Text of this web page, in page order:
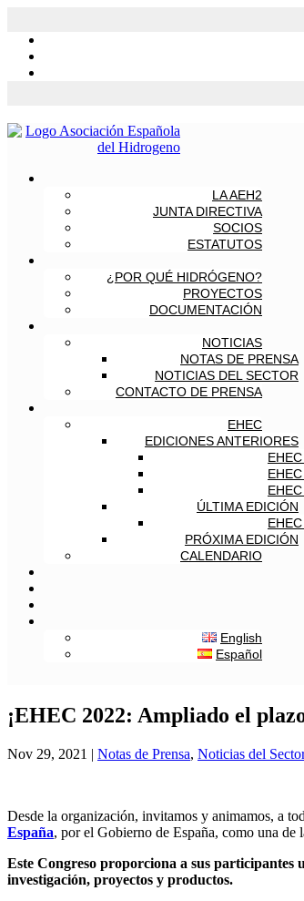
LA AEH2
JUNTA DIRECTIVA
SOCIOS
ESTATUTOS
¿POR QUÉ HIDRÓGENO?
PROYECTOS
DOCUMENTACIÓN
NOTICIAS
NOTAS DE PRENSA
NOTICIAS DEL SECTOR
CONTACTO DE PRENSA
EHEC
EDICIONES ANTERIORES
ÚLTIMA EDICIÓN
PRÓXIMA EDICIÓN
CALENDARIO
English
Español
¡EHEC 2022: Ampliado el
Nov 29, 2021 | Notas de Prensa, Noticias del
Desde la organización, invitamos y animamos, a
España, por el Gobierno de España, como una de
Este Congreso proporciona a sus participantes
investigación, proyectos y productos.